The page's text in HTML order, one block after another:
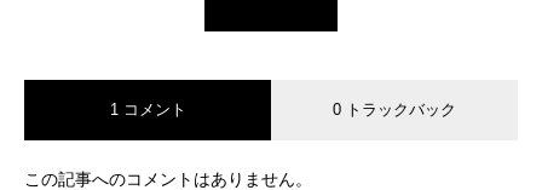
1 コメント 0 トラックバック
この記事へのコメントはありません。